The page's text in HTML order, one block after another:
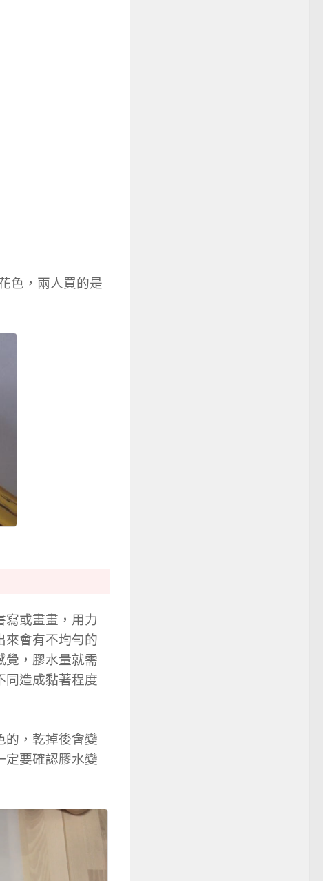
色，兩人買的是
寫或畫畫，用力
來會有不均勻的
覺，膠水量就需
同造成黏著程度
的，乾掉後會變
定要確認膠水變